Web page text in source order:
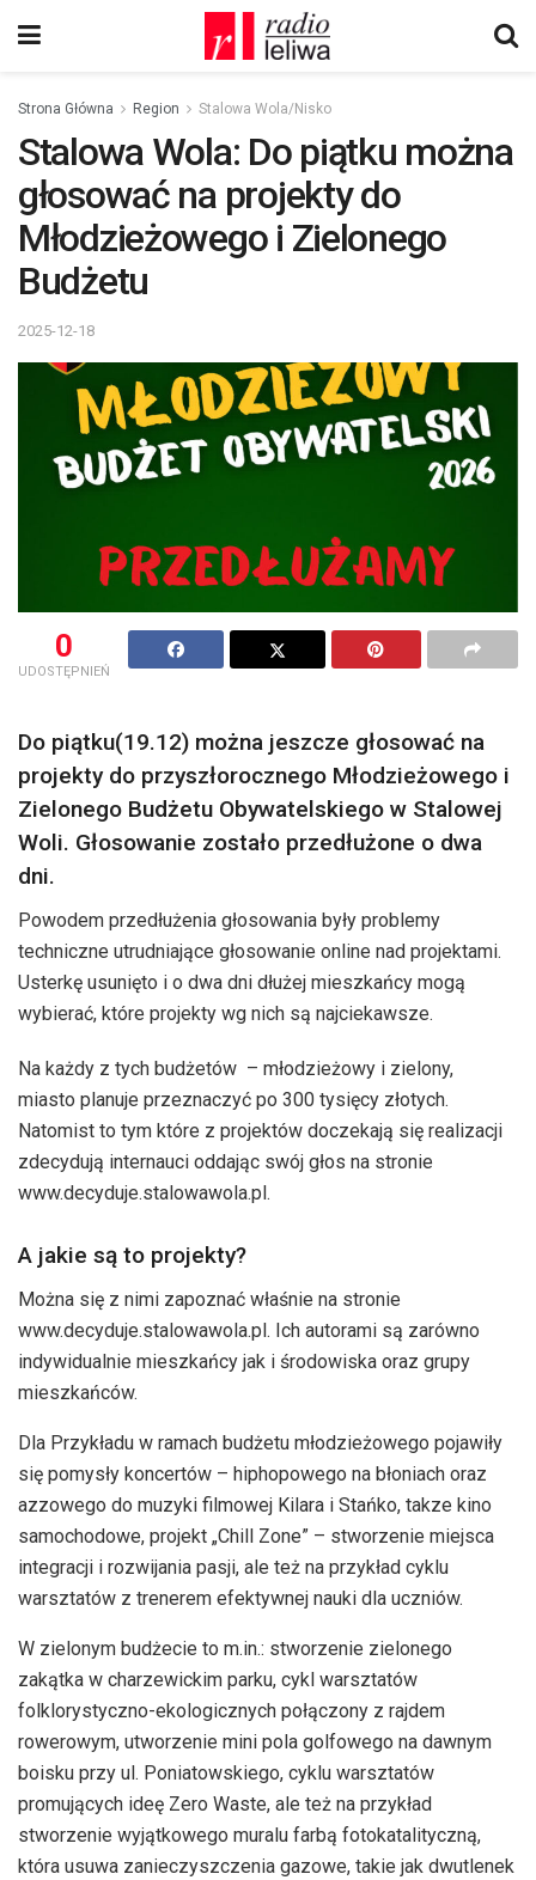
Strona Główna Region Stalowa Wola/Nisko
Stalowa Wola: Do piątku można
głosować na projekty do
Młodzieżowego i Zielonego
Budżetu
2025-12-18
0
UDOSTĘPNIEŃ
Do piątku(19.12) można jeszcze głosować na
projekty do przyszłorocznego Młodzieżowego i
Zielonego Budżetu Obywatelskiego w Stalowej
Woli. Głosowanie zostało przedłużone o dwa
dni.
Powodem przedłużenia głosowania były problemy
techniczne utrudniające głosowanie online nad projektami.
Usterkę usunięto i o dwa dni dłużej mieszkańcy mogą
wybierać, które projekty wg nich są najciekawsze.
Na każdy z tych budżetów – młodzieżowy i zielony,
miasto planuje przeznaczyć po 300 tysięcy złotych.
Natomist to tym które z projektów doczekają się realizacji
zdecydują internauci oddając swój głos na stronie
www.decyduje.stalowawola.pl.
A jakie są to projekty?
Można się z nimi zapoznać właśnie na stronie
www.decyduje.stalowawola.pl. Ich autorami są zarówno
indywidualnie mieszkańcy jak i środowiska oraz grupy
mieszkańców.
Dla Przykładu w ramach budżetu młodzieżowego pojawiły
się pomysły koncertów – hiphopowego na błoniach oraz
azzowego do muzyki filmowej Kilara i Stańko, takze kino
samochodowe, projekt „Chill Zone” – stworzenie miejsca
integracji i rozwijania pasji, ale też na przykład cyklu
warsztatów z trenerem efektywnej nauki dla uczniów.
W zielonym budżecie to m.in.: stworzenie zielonego
zakątka w charzewickim parku, cykl warsztatów
folklorystyczno-ekologicznych połączony z rajdem
rowerowym, utworzenie mini pola golfowego na dawnym
boisku przy ul. Poniatowskiego, cyklu warsztatów
promujących ideę Zero Waste, ale też na przykład
stworzenie wyjątkowego muralu farbą fotokatalityczną,
która usuwa zanieczyszczenia gazowe, takie jak dwutlenek